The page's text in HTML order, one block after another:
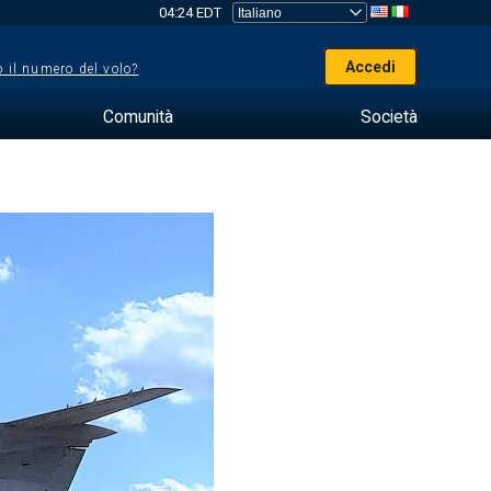
04:24 EDT
il numero del volo? Accedi
Comunità Società